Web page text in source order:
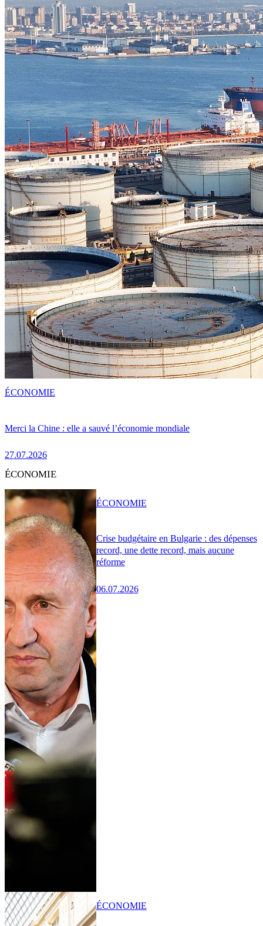
Merci la Chine : elle a sauvé l’économie mondiale
27.07.2026
ÉCONOMIE
ÉCONOMIE
Crise budgétaire en Bulgarie : des dépenses
record, une dette record, mais aucune
réforme
06.07.2026
ÉCONOMIE
ÉCONOMIE